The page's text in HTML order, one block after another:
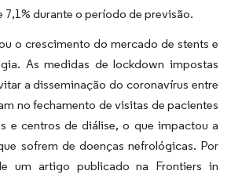
7,1% durante o período de previsão.
o crescimento do mercado de stents e
As medidas de lockdown impostas
a disseminação do coronavírus entre
no fechamento de visitas de pacientes
e centros de diálise, o que impactou a
sofrem de doenças nefrológicas. Por
um artigo publicado na Frontiers in